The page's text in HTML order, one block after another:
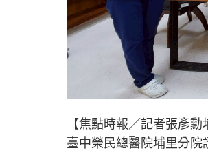
【焦點時報／記者張彥
臺中榮民總醫院埔里分